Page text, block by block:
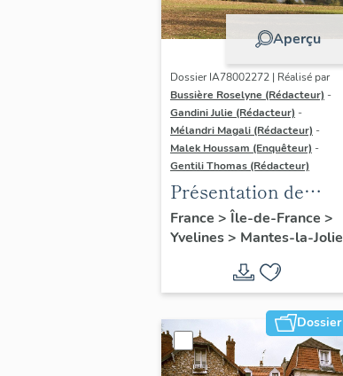
Aperçu
Dossier IA78002272 | Réalisé par
Bussière Roselyne (Rédacteur) -
Gandini Julie (Rédacteur) -
Mélandri Magali (Rédacteur) -
Malek Houssam (Enquêteur) -
Gentili Thomas (Rédacteur)
Présentation de
l'étude
France > Île-de-France >
Yvelines> Mantes-la-Jolie
Dossier